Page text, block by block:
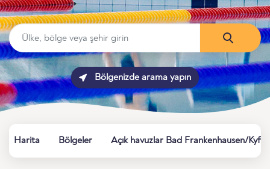
Bölgenizde arama yapın
Harita Bölgeler Açık havuzlar Bad Frankenhausen/